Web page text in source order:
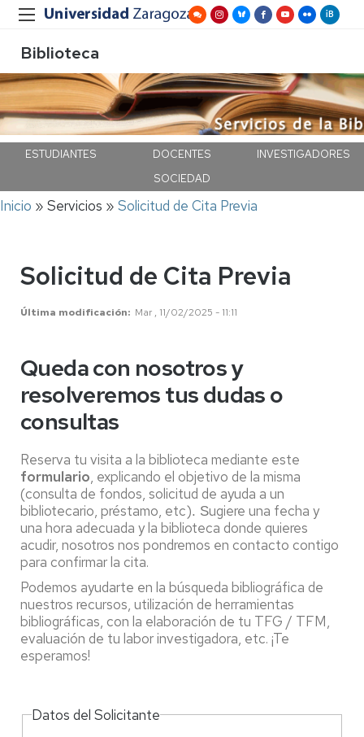
Biblioteca
ESTUDIANTES DOCENTES
INVESTIGADORES
SOCIEDAD
Ruta
Inicio Servicios Solicitud de Cita Previa
Solicitud de Cita Previa
Última modificación Mar , 11/02/2025 - 11:11
Queda con nosotros y
resolveremos tus dudas o
consultas
Reserva tu visita a la biblioteca mediante este
formulario, explicando el objetivo de la misma
(consulta de fondos, solicitud de ayuda a un
bibliotecario, préstamo, etc). Sugiere una fecha y
una hora adecuada y la biblioteca donde quieres
acudir, nosotros nos pondremos en contacto contigo
para confirmar la cita.
Podemos ayudarte en la búsqueda bibliográfica de
nuestros recursos, utilización de herramientas
bibliográficas, con la elaboración de tu TFG / TFM,
evaluación de tu labor investigadora, etc. ¡Te
esperamos!
Datos del Solicitante